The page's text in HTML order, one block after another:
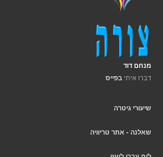
מנחם דוד
דברו איתי בפייס
שיעורי גיטרה
שאלנה - אתר טריוויה